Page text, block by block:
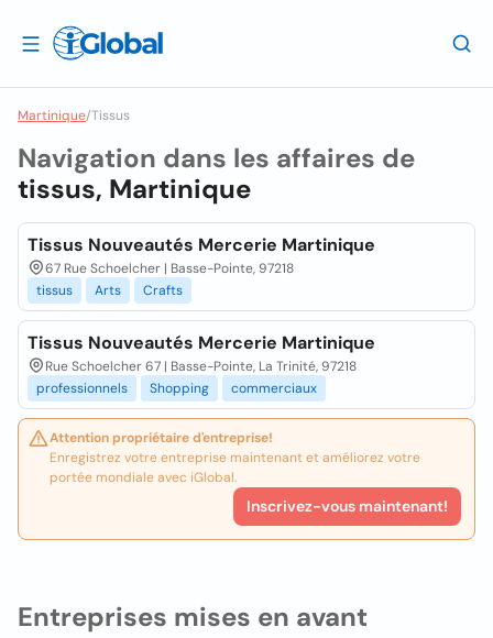
Martinique/Tissus
Entreprises mises en avant
Navigation dans les affaires de
tissus, Martinique
Tissus Nouveautés Mercerie Martinique
67 Rue Schoelcher | Basse-Pointe, 97218
tissus
Arts Crafts
Tissus Nouveautés Mercerie Martinique
Rue Schoelcher 67 | Basse-Pointe, La Trinité, 97218
professionnels
Shopping commerciaux
Attention propriétaire d'entreprise!
Enregistrez votre entreprise maintenant et améliorez votre
portée mondiale avec iGlobal.
Inscrivez-vous maintenant!